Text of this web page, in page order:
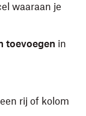
waaraan je
toevoegen in
rij of kolom